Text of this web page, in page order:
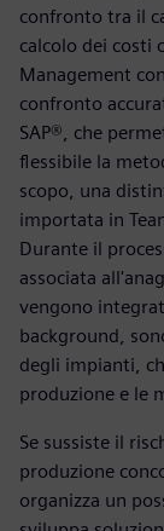
confronto tra il
calcolo dei costi
Management
confronto
SAP®, che
flessibile la
scopo, una
importata in
Durante il
associata
vengono
background,
degli impianti,
produzione e le
Se sussiste il
produzione
organizza un